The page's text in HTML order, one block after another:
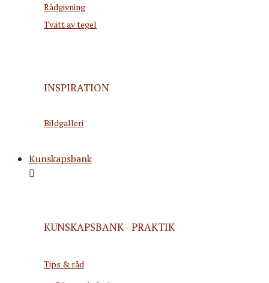
Rådgivning
Tvätt av tegel
INSPIRATION
Bildgalleri
Kunskapsbank
KUNSKAPSBANK - PRAKTIK
Tips & råd